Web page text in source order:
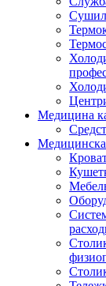
Медицина